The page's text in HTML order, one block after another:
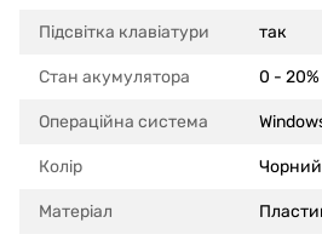
Підсвітка клавіатури так
Стан акумулятора 0 -
Операційна система
Колір Чорний
Матеріал